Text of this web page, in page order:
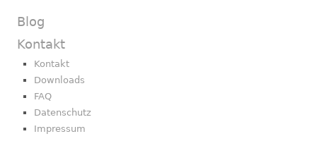
Blog
Kontakt
Kontakt
Downloads
FAQ
Datenschutz
Impressum